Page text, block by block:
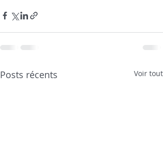
Posts récents Voir tout